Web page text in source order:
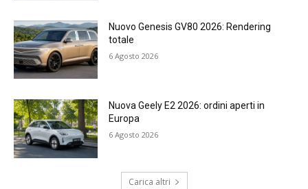
Nuovo Genesis GV80 2026: Rendering
totale
6 Agosto 2026
Nuova Geely E2 2026: ordini aperti in
Europa
6 Agosto 2026
Carica altri